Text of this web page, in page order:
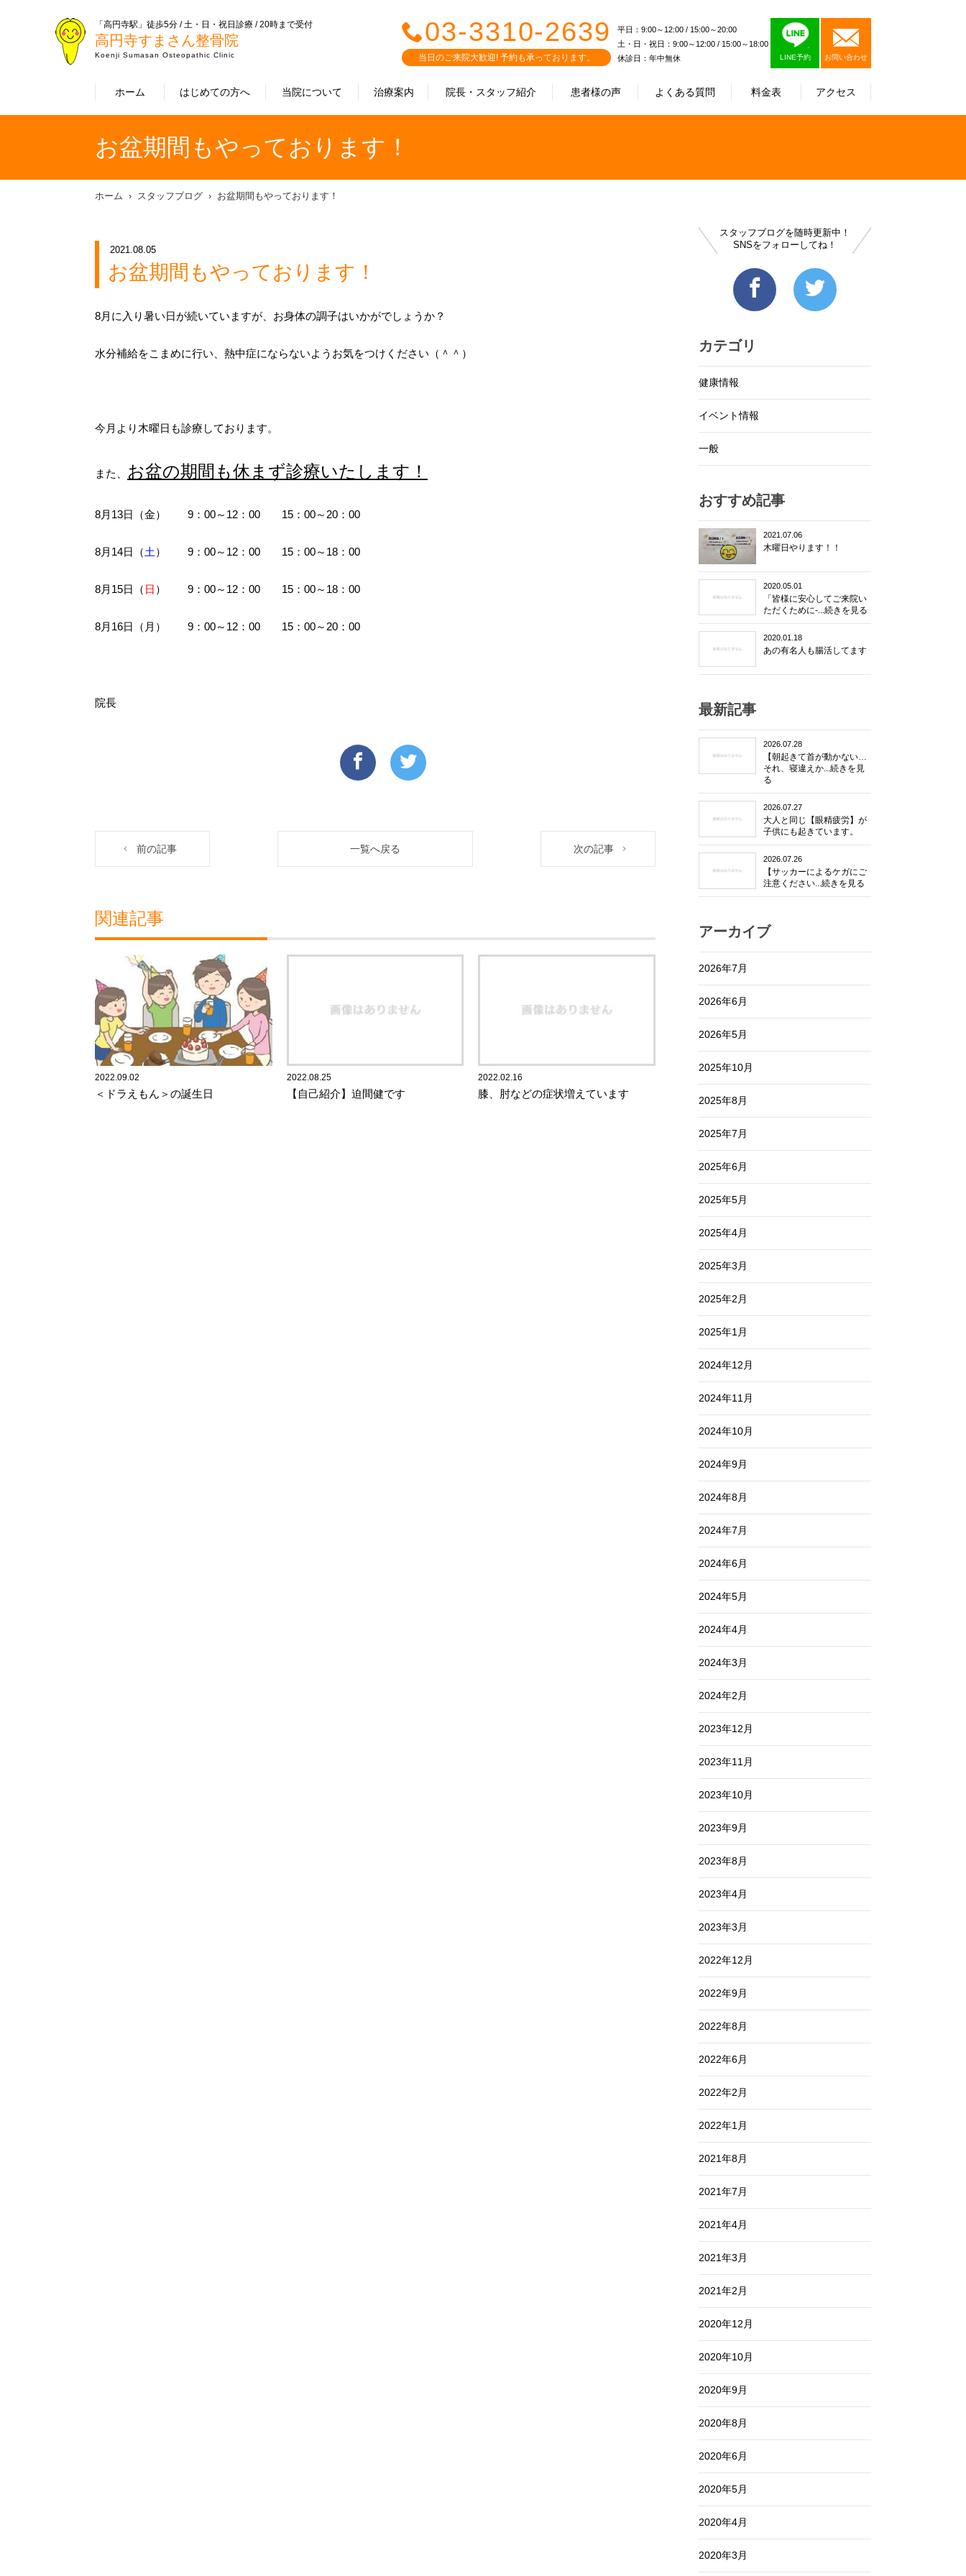
「高円寺駅」徒歩5分 / 土・日・祝日診療 / 20時まで受付
高円寺すまさん整骨院
Koenji Sumasan Osteopathic Clinic
ホーム はじめての方へ 当院について 治療案内 院長・スタッフ紹介 患者様の声 よくある質問 料金表 アクセス
03-3310-2639
当日のご来院大歓迎! 予約も承っております。
平日：9:00～12:00 / 15:00～20:00
土・日・祝日：9:00～12:00 / 15:00～18:00
休診日：年中無休
LINE予約 お問い合わせ
お盆期間もやっております！
ホーム スタッフブログ お盆期間もやっております！
2021.08.05
お盆期間もやっております！
8月に入り暑い日が続いていますが、お身体の調子はいかがでしょうか？
水分補給をこまめに行い、熱中症にならないようお気をつけください（＾＾）
今月より木曜日も診療しております。
また、 お盆の期間も休まず診療いたします！
8月13日（金） 9：00～12：00 15：00～20：00
8月14日（土 ） 9：00～12：00 15：00～18：00
8月15日（ 日 ） 9：00～12：00 15：00～18：00
8月16日（月） 9：00～12：00 15：00～20：00
院長
前の記事 次の記事
一覧へ戻る
関連記事
2022.09.02
＜ドラえもん＞の誕生日
2022.08.25
【自己紹介】迫間健です
2022.02.16
膝、肘などの症状増えています
スタッフブログを随時更新中！
SNSをフォローしてね！
カテゴリ
健康情報
イベント情報
一般
おすすめ記事
2021.07.06
木曜日やります！！
2020.05.01
「皆様に安心してご来院い
ただくために-...続きを見る
2020.01.18
あの有名人も腸活してます
最新記事
2026.07.28
【朝起きて首が動かない…
それ、寝違えか...続きを見
る
2026.07.27
大人と同じ【眼精疲労】が
子供にも起きています。
2026.07.26
【サッカーによるケガにご
注意ください...続きを見る
アーカイブ
2026年7月
2026年6月
2026年5月
2025年10月
2025年8月
2025年7月
2025年6月
2025年5月
2025年4月
2025年3月
2025年2月
2025年1月
2024年12月
2024年11月
2024年10月
2024年9月
2024年8月
2024年7月
2024年6月
2024年5月
2024年4月
2024年3月
2024年2月
2023年12月
2023年11月
2023年10月
2023年9月
2023年8月
2023年4月
2023年3月
2022年12月
2022年9月
2022年8月
2022年6月
2022年2月
2022年1月
2021年8月
2021年7月
2021年4月
2021年3月
2021年2月
2020年12月
2020年10月
2020年9月
2020年8月
2020年6月
2020年5月
2020年4月
2020年3月